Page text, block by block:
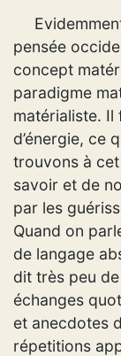
pensée
concept
paradigme
matérialiste.
d’énergie, ce
trouvons à
savoir et de
par les
Quand on
de langage
dit très peu
échanges
et anecdotes
répetitions